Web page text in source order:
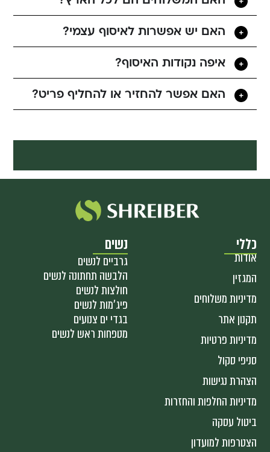
האם יש אפשרות לאיסוף עצמי?
איפה נקודות האיסוף?
האם אפשר להחזיר או להחליף פריט?
כללי
אודות
המגזין
מדיניות משלוחים
תקנון אתר
מדיניות פרטיות
סניפי סקול
הצהרת נגישות
מדיניות החלפות והחזרות
ביטול עסקה
הצטרפות למועדון
נשים
גרביים לנשים
הלבשה תחתונה לנשים
חולצות לנשים
פיג'מות לנשים
בגדי ים צנועים
מטפחות ראש לנשים